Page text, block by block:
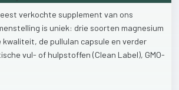
verkochte supplement van ons
is uniek: drie soorten magnesium
kwaliteit, de pullulan capsule en verder
vul- of hulpstoffen (Clean Label), GMO-